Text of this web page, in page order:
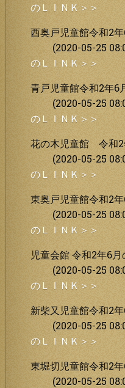
のＬＩＮＫ＞＞
西奥戸児童館令和2
(2020-05-25
のＬＩＮＫ＞＞
青戸児童館令和2年6
(2020-05-25
のＬＩＮＫ＞＞
花の木児童館 令和2
(2020-05-25
のＬＩＮＫ＞＞
東奥戸児童館令和2
(2020-05-25
のＬＩＮＫ＞＞
児童会館 令和2年6
(2020-05-25
のＬＩＮＫ＞＞
新柴又児童館令和2
(2020-05-25
のＬＩＮＫ＞＞
東堀切児童館令和2
(2020-05-25